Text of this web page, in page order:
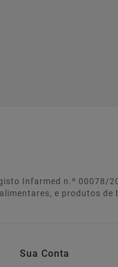
Infarmed n.º 00078/
e produtos de
Sua Conta